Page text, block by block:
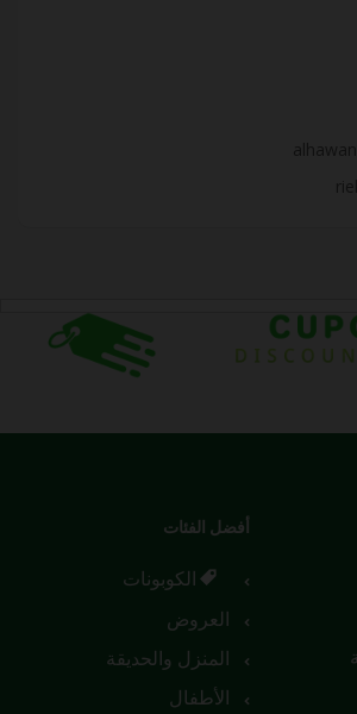
أفضل الفئات
الكوبونات
العروض
المنزل والحديقة
الأطفال